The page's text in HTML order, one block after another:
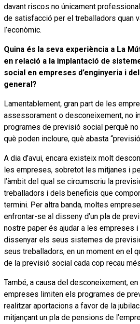
davant riscos no únicament
de satisfacció per el treballadors quan
l’econòmic.
Quina és la seva experiència a La
en relació a la implantació de
social en empreses d’enginyeria i
general?
Lamentablement, gran part de les
assessorament o desconeixement, no
programes de previsió social perquè
què poden incloure, què abasta
A dia d’avui, encara existeix molt
les empreses, sobretot les mitjanes i
l’àmbit del qual se circumscriu la
treballadors i dels beneficis que
termini. Per altra banda, moltes
enfrontar-se al disseny d’un pla de
nostre paper és ajudar a les empreses
dissenyar els seus sistemes de
seus treballadors, en un moment en el
de la previsió social cada cop recau
També, a causa del desconeixement,
empreses limiten els programes de
realitzar aportacions a favor de la
mitjançant un pla de pensions de